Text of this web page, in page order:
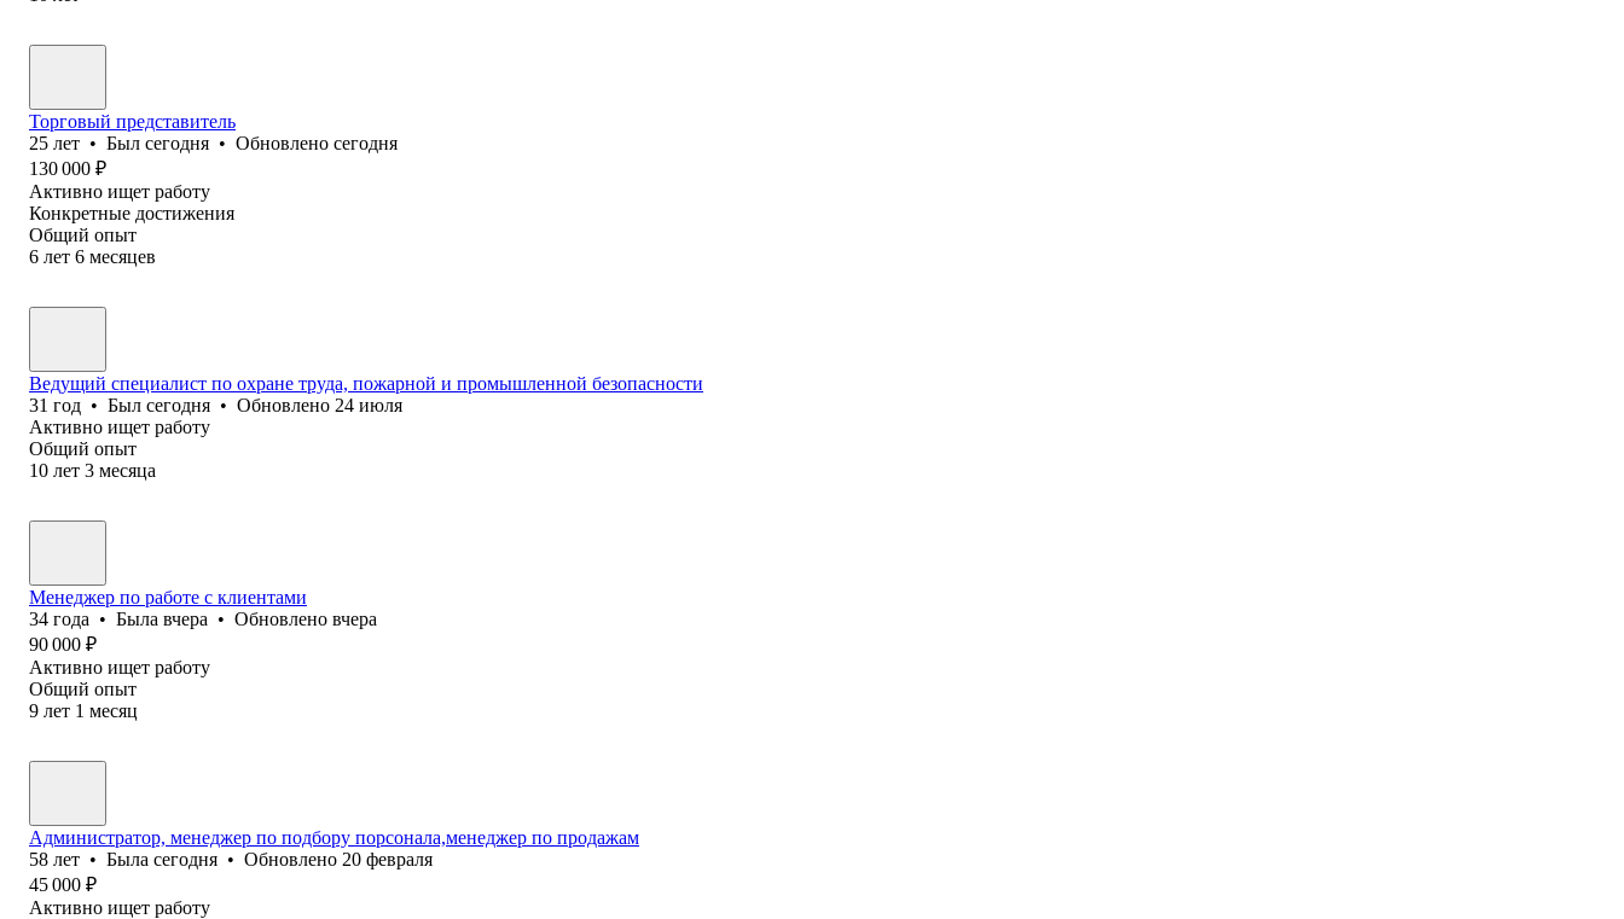
Торговый представитель
25 лет • Был сегодня • Обновлено сегодня
130 000 ₽
Активно ищет работу
Конкретные достижения
Общий опыт
6 лет 6 месяцев
Ведущий специалист по охране труда, пожарной и промышленной безопасности
31 год • Был сегодня • Обновлено 24 июля
Активно ищет работу
Общий опыт
10 лет 3 месяца
Менеджер по работе с клиентами
34 года • Была вчера • Обновлено вчера
90 000 ₽
Активно ищет работу
Общий опыт
9 лет 1 месяц
Администратор, менеджер по подбору порсонала,менеджер по продажам
58 лет • Была сегодня • Обновлено 20 февраля
45 000 ₽
Активно ищет работу